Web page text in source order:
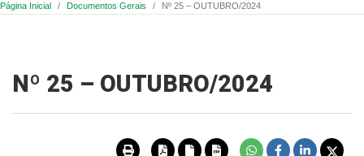
Página Inicial Documentos Gerais Nº 25 – OUTUBRO/2024
Nº 25 – OUTUBRO/2024